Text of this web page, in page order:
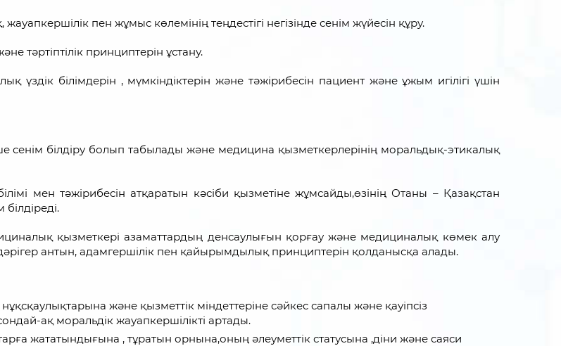
пен жұмыс көлемінің теңдестігі негізінде сенім жүйесін құру.
тәртіптілік принциптерін ұстану.
үздік білімдерін , мүмкіндіктерін және тәжірибесін пациент және ұжым игілігі үшін
білдіру болып табылады және медицина қызметкерлерінің моральдық-этикалық
мен тәжірибесін атқаратын кәсіби қызметіне жұмсайды,өзінің Отаны – Қазақстан
қызметкері азаматтардың денсаулығын қорғау және медициналық көмек алу
антын, адамгершілік пен қайырымдылық принциптерін қолданысқа алады.
және қызметтік міндеттеріне сәйкес сапалы және қауіпсіз
ақ моральдік жауапкершілікті артады.
жататындығына , тұратын орнына,оның әлеуметтік статусына ,діни және саяси